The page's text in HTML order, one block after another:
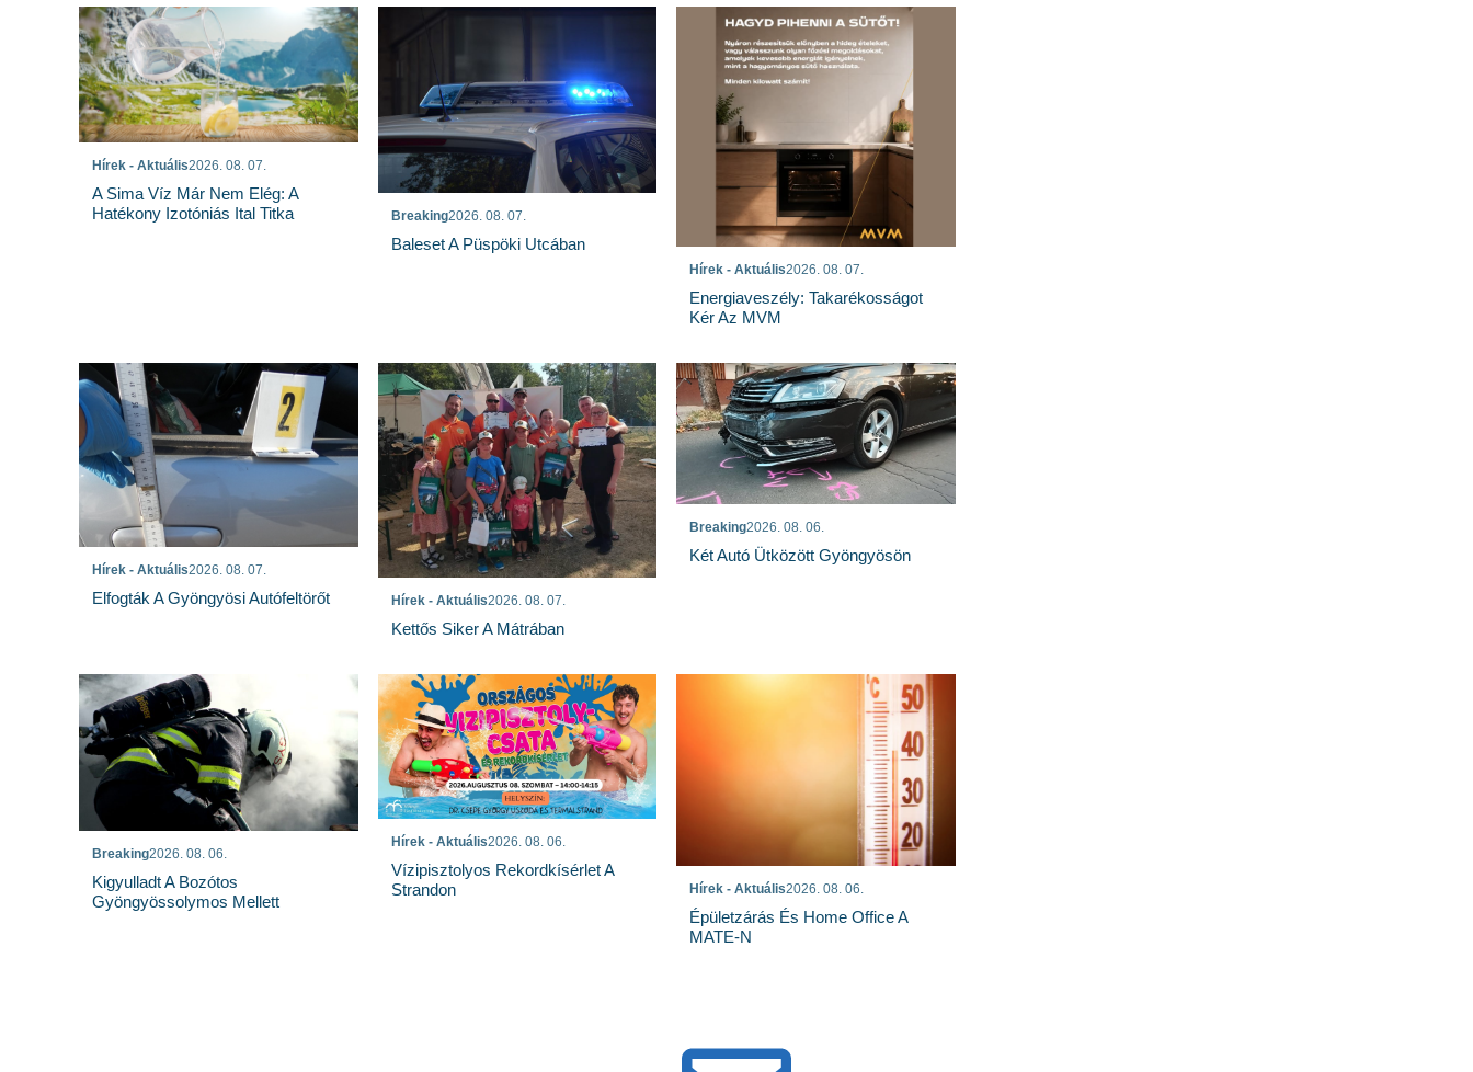
Hírek - Aktuális2026. 08. 07.
A Sima Víz Már Nem Elég: A
Hatékony Izotóniás Ital Titka
Breaking2026. 08. 07.
Baleset A Püspöki Utcában
Hírek - Aktuális2026. 08. 07.
Energiaveszély: Takarékosságot
Kér Az MVM
Hírek - Aktuális2026. 08. 07.
Elfogták A Gyöngyösi Autófeltörőt Hírek - Aktuális2026. 08. 07.
Kettős Siker A Mátrában
Breaking2026. 08. 06.
Két Autó Ütközött Gyöngyösön
Breaking2026. 08. 06.
Kigyulladt A Bozótos
Gyöngyössolymos Mellett
Hírek - Aktuális2026. 08. 06.
Vízipisztolyos Rekordkísérlet A
Strandon
Hírek - Aktuális2026. 08. 06.
Épületzárás És Home Office A
MATE-N